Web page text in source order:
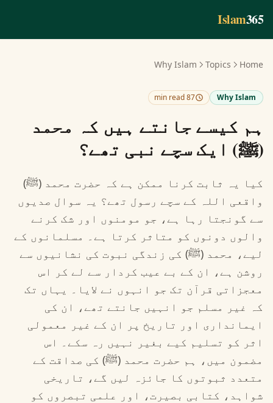
Islam365
Home
Topics
Why Islam
Why Islam
87 min read
ہم کیسے جانتے ہیں کہ محمد
(ﷺ) ایک سچے نبی تھے؟
کیا یہ ثابت کرنا ممکن ہے کہ حضرت محمد (ﷺ)
واقعی اللہ کے سچے رسول تھے؟ یہ سوال صدیوں
سے گونجتا رہا ہے، جو مومنوں اور شک کرنے
والوں دونوں کو متاثر کرتا ہے۔ مسلمانوں کے
لیے، محمد (ﷺ) کی زندگی نبوت کی نشانیوں سے
روشن ہے، ان کے بے عیب کردار سے لے کر اس
معجزاتی قرآن تک جو انہوں نے لایا۔ یہاں تک
کہ غیر مسلم جو انہیں جانتے تھے، ان کی
ایمانداری اور تاریخ پر ان کے غیر معمولی
اثر کو تسلیم کیے بغیر نہیں رہ سکے۔ اس
مضمون میں، ہم حضرت محمد (ﷺ) کی صداقت کے
متعدد ثبوتوں کا جائزہ لیں گے، تاریخی
شواہد، کتابی بصیرت، اور علمی تبصروں کو